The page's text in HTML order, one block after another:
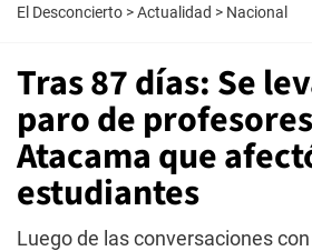
El Desconcierto >Actualidad > Nacional
Tras 87 días: Se
paro de
Atacama que
estudiantes
Luego de las conversaciones